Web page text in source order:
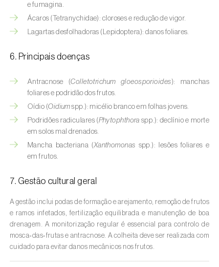
Batata (Solanum tuberosum
Batata-doce (Ipomoea batatas )
Begónia ( Hillebrandia sandwicensis e
Beringela (Solanum melongena)
Beterraba (Beta spp.)
Bétula (Betula spp.)
Buxo ( Buxus sempervirens L.
Cajueiro (Anacardium occidentale)
Cana-de-açúcar (Saccharum spp.)
e fumagina.
Ácaros (Tetranychidae): cloroses e redução de vigor.
Lagartas desfolhadoras (Lepidoptera): danos foliares.
6. Principais doenças
Antracnose (Colletotrichum gloeosporioides ): manchas
foliares e podridão dos frutos.
Oídio (Oidium spp.): micélio branco em folhas jovens.
Podridões radiculares (Phytophthora spp.): declínio e morte
em solos mal drenados.
Mancha bacteriana (Xanthomonas spp.): lesões foliares e
em frutos.
7. Gestão cultural geral
A gestão inclui podas de formação e arejamento, remoção de frutos
e ramos infetados, fertilização equilibrada e manutenção de boa
drenagem. A monitorização regular é essencial para controlo de
mosca‑das‑frutas e antracnose. A colheita deve ser realizada com
cuidado para evitar danos mecânicos nos frutos.